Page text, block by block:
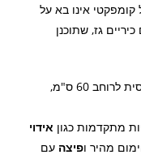
קומפקטי אינו בא על
תנור משולב 60 ס"מ עם כיריים גז, שתוכנן
נפח גדול יחסית לרוחב 60 ס"מ,
מתקדמות כגון אידוי
מהיר ופיצה עם